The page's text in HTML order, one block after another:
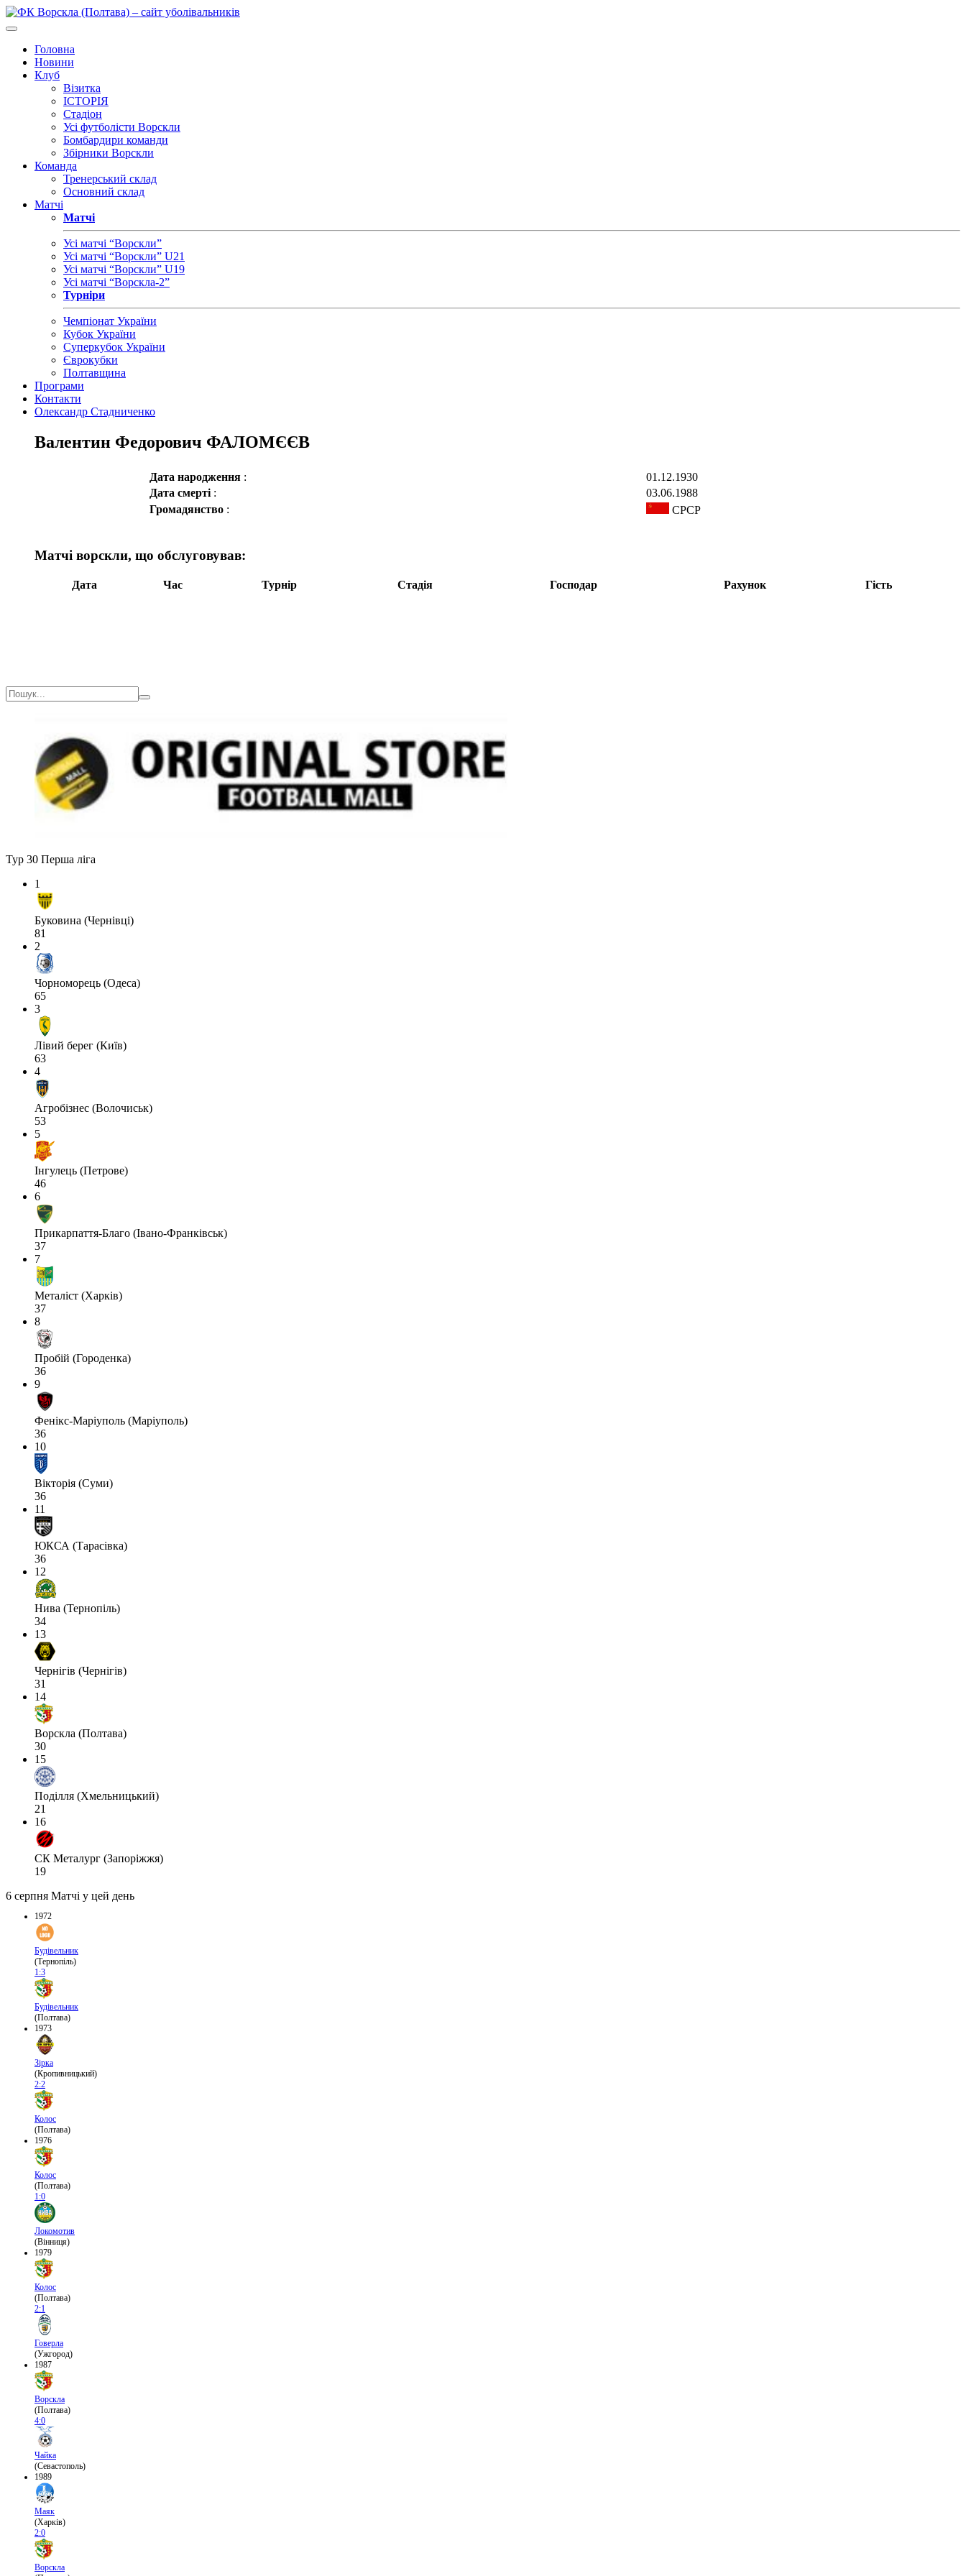
Головна
Новини
Клуб
Візитка
ІСТОРІЯ
Стадіон
Усі футболісти Ворскли
Бомбардири команди
Збірники Ворскли
Команда
Тренерський склад
Основний склад
Матчі
Матчі
Усі матчі “Ворскли”
Усі матчі “Ворскли” U21
Усі матчі “Ворскли” U19
Усі матчі “Ворскла-2”
Турніри
Чемпіонат України
Кубок України
Суперкубок України
Єврокубки
Полтавщина
Програми
Контакти
Олександр Стадниченко
Валентин Федорович ФАЛОМЄЄВ
Дата народження :
01.12.1930
Дата смерті :
03.06.1988
Громадянство : СРСР
Матчі ворскли, що обслуговував:
Дата Час Турнір Стадія Господар Рахунок Гість
Тур 30 Перша ліга
1
Буковина (Чернівці)
81
2
Чорноморець (Одеса)
65
3
Лівий берег (Київ)
63
4
Агробізнес (Волочиськ)
53
5
Інгулець (Петрове)
46
6
Прикарпаття-Благо (Івано-Франківськ)
37
7
Металіст (Харків)
37
8
Пробій (Городенка)
36
9
Фенікс-Маріуполь (Маріуполь)
36
10
Вікторія (Суми)
36
11
ЮКСА (Тарасівка)
36
12
Нива (Тернопіль)
34
13
Чернігів (Чернігів)
31
14
Ворскла (Полтава)
30
15
Поділля (Хмельницький)
21
16
СК Металург (Запоріжжя)
19
6 серпня Матчі у цей день
1972
Будівельник
(Тернопіль)
1:3
Будівельник
(Полтава)
1973
Зірка
(Кропивницький)
2:2
Колос
(Полтава)
1976
Колос
(Полтава)
1:0
Локомотив
(Вінниця)
1979
Колос
(Полтава)
2:1
Говерла
(Ужгород)
1987
Ворскла
(Полтава)
4:0
Чайка
(Севастополь)
1989
Маяк
(Харків)
2:0
Ворскла